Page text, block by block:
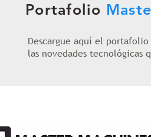
Portafolio
Descargue aquí el
las novedades tecnológicas